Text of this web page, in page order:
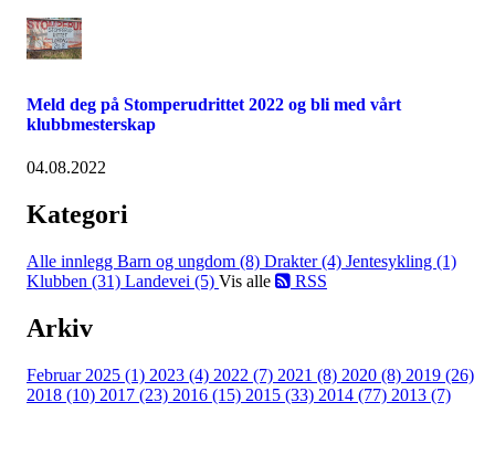
Meld deg på Stomperudrittet 2022 og bli med vårt
klubbmesterskap
04.08.2022
Kategori
Alle innlegg Barn og ungdom (8) Drakter (4) Jentesykling (1)
Klubben (31) Landevei (5) Vis alle RSS
Arkiv
Februar 2025 (1) 2023 (4) 2022 (7) 2021 (8) 2020 (8) 2019 (26)
2018 (10) 2017 (23) 2016 (15) 2015 (33) 2014 (77) 2013 (7)